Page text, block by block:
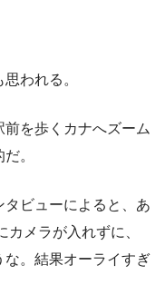
われる。
を歩くカナへズーム
。
ビューによると、あ
メラが入れずに、
。結果オーライすぎ